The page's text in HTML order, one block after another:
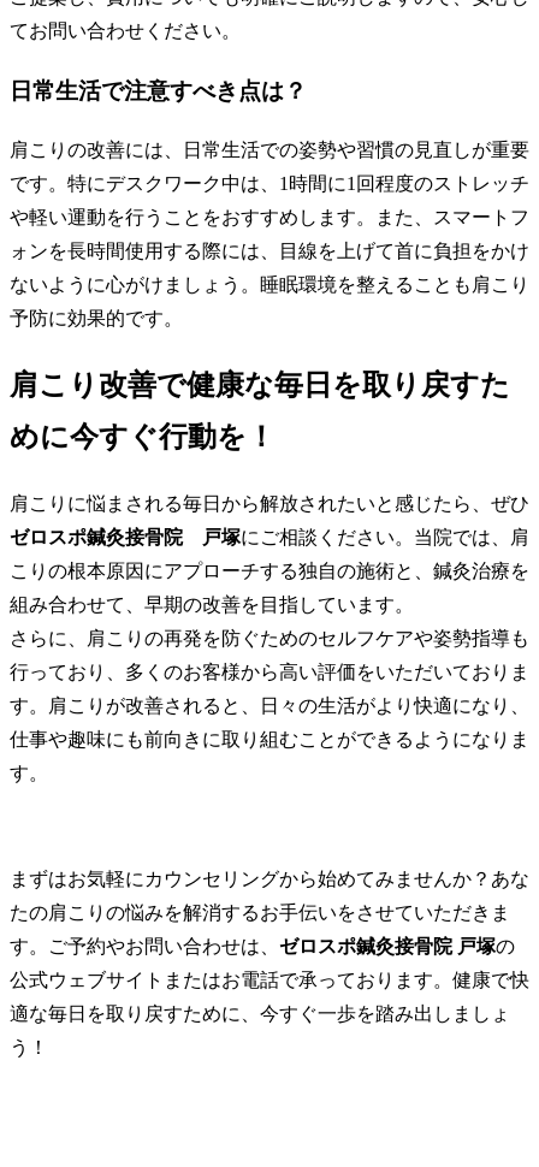
てお問い合わせください。
日常生活で注意すべき点は？
肩こりの改善には、日常生活での姿勢や習慣の見直しが重要
です。特にデスクワーク中は、1時間に1回程度のストレッチ
や軽い運動を行うことをおすすめします。また、スマートフ
ォンを長時間使用する際には、目線を上げて首に負担をかけ
ないように心がけましょう。睡眠環境を整えることも肩こり
予防に効果的です。
肩こり改善で健康な毎日を取り戻すた
めに今すぐ行動を！
肩こりに悩まされる毎日から解放されたいと感じたら、ぜひ
ゼロスポ鍼灸接骨院 戸塚にご相談ください。当院では、肩
こりの根本原因にアプローチする独自の施術と、鍼灸治療を
組み合わせて、早期の改善を目指しています。
さらに、肩こりの再発を防ぐためのセルフケアや姿勢指導も
行っており、多くのお客様から高い評価をいただいておりま
す。肩こりが改善されると、日々の生活がより快適になり、
仕事や趣味にも前向きに取り組むことができるようになりま
す。
まずはお気軽にカウンセリングから始めてみませんか？あな
たの肩こりの悩みを解消するお手伝いをさせていただきま
す。ご予約やお問い合わせは、 ゼロスポ鍼灸接骨院 戸塚の
公式ウェブサイトまたはお電話で承っております。健康で快
適な毎日を取り戻すために、今すぐ一歩を踏み出しましょ
う！